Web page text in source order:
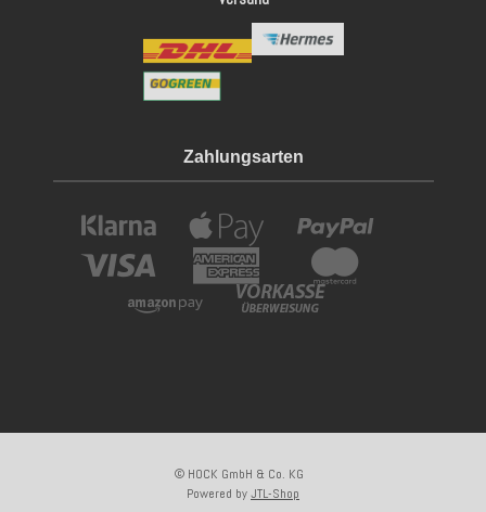
Zahlungsarten
© HOCK GmbH & Co. KG
Powered byJTL-Shop